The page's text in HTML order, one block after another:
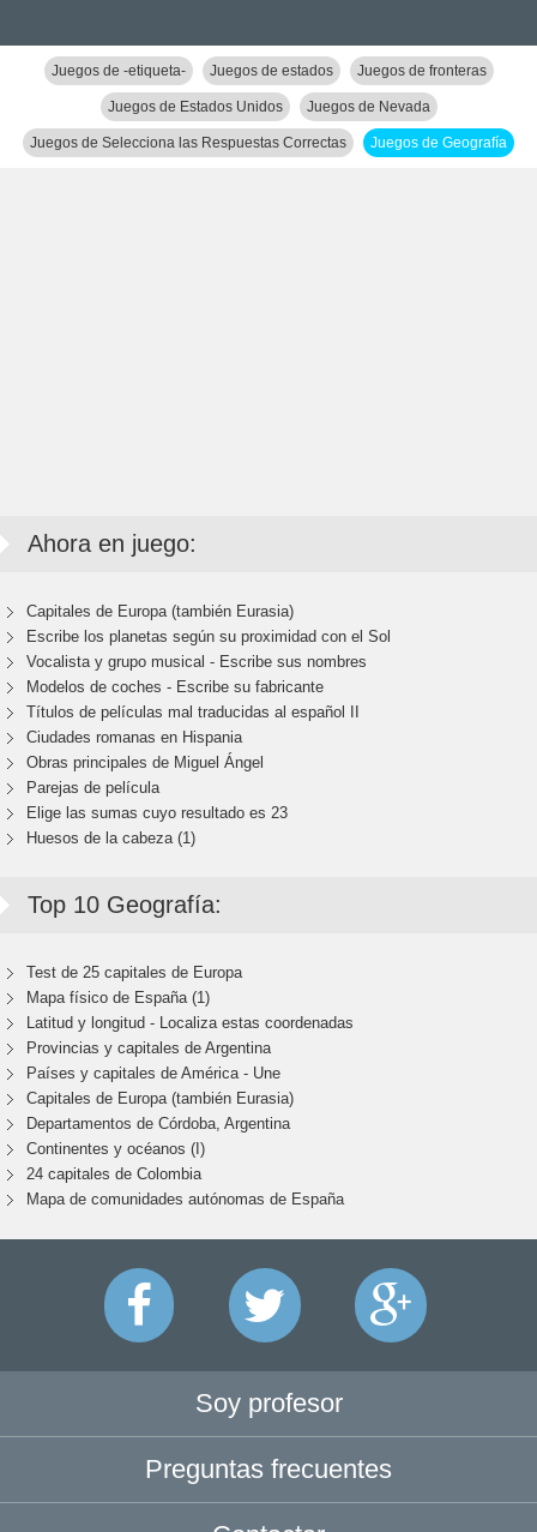
Juegos de -etiqueta- Juegos de estados Juegos de fronteras
Juegos de Estados Unidos Juegos de Nevada
Juegos de Selecciona las Respuestas Correctas Juegos de Geografía
Ahora en juego:
Capitales de Europa (también Eurasia)
Escribe los planetas según su proximidad con el Sol
Vocalista y grupo musical - Escribe sus nombres
Modelos de coches - Escribe su fabricante
Títulos de películas mal traducidas al español II
Ciudades romanas en Hispania
Obras principales de Miguel Ángel
Parejas de película
Elige las sumas cuyo resultado es 23
Huesos de la cabeza (1)
Top 10 Geografía:
Test de 25 capitales de Europa
Mapa físico de España (1)
Latitud y longitud - Localiza estas coordenadas
Provincias y capitales de Argentina
Países y capitales de América - Une
Capitales de Europa (también Eurasia)
Departamentos de Córdoba, Argentina
Continentes y océanos (I)
24 capitales de Colombia
Mapa de comunidades autónomas de España
Soy profesor
Preguntas frecuentes